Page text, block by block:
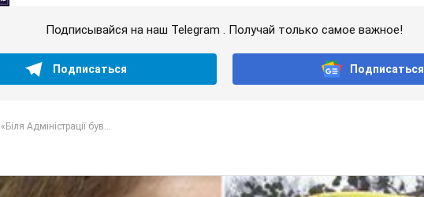
Подписывайся на наш Telegram . Получай только самое важное!
Подписаться Подписаться
«Біля Адміністрації був...